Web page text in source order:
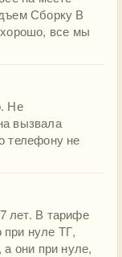
Сборку В
все мы
Не
вызвала
телефону не
лет. В тарифе
при нуле ТГ,
они при нуле,